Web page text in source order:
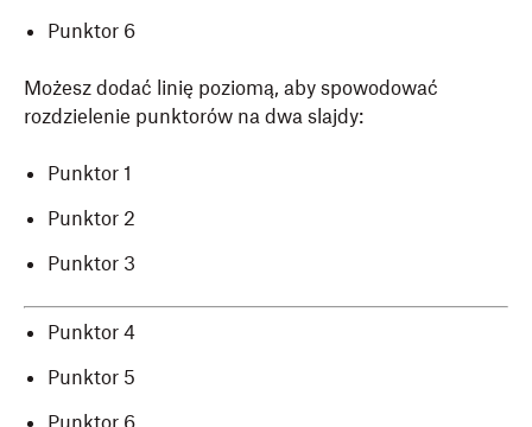
Punktor 6
Możesz dodać linię poziomą, aby spowodować
rozdzielenie punktorów na dwa slajdy:
Punktor 1
Punktor 2
Punktor 3
Punktor 4
Punktor 5
Punktor 6